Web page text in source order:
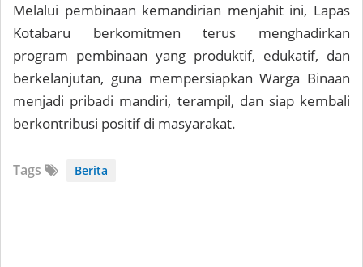
Melalui pembinaan kemandirian menjahit ini, Lapas
Kotabaru berkomitmen terus menghadirkan
program pembinaan yang produktif, edukatif, dan
berkelanjutan, guna mempersiapkan Warga Binaan
menjadi pribadi mandiri, terampil, dan siap kembali
berkontribusi positif di masyarakat.
Tags Berita